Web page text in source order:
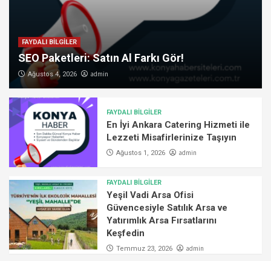
FAYDALI BİLGİLER
SEO Paketleri: Satın Al Farkı Gör!
Ağustos 4, 2026 admin
FAYDALI BİLGİLER
En İyi Ankara Catering Hizmeti ile
Lezzeti Misafirlerinize Taşıyın
Ağustos 1, 2026 admin
FAYDALI BİLGİLER
Yeşil Vadi Arsa Ofisi
Güvencesiyle Satılık Arsa ve
Yatırımlık Arsa Fırsatlarını
Keşfedin
Temmuz 23, 2026 admin